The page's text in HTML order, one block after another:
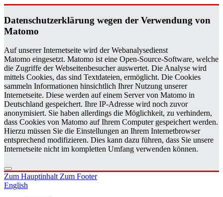
Da­ten­schutz­er­klä­rung wegen der Ver­wen­dung von
Ma­to­mo
Auf unserer Internetseite wird der Webanalysedienst
Matomo eingesetzt. Matomo ist eine Open-Source-Software, welche
die Zugriffe der Webseitenbesucher auswertet. Die Analyse wird
mittels Cookies, das sind Textdateien, ermöglicht. Die Cookies
sammeln Informationen hinsichtlich Ihrer Nutzung unserer
Internetseite. Diese werden auf einem Server von Matomo in
Deutschland gespeichert. Ihre IP-Adresse wird noch zuvor
anonymisiert. Sie haben allerdings die Möglichkeit, zu verhindern,
dass Cookies von Matomo auf Ihrem Computer gespeichert werden.
Hierzu müssen Sie die Einstellungen an Ihrem Internetbrowser
entsprechend modifizieren. Dies kann dazu führen, dass Sie unsere
Internetseite nicht im kompletten Umfang verwenden können.
Zum HauptinhaltZum Footer
English